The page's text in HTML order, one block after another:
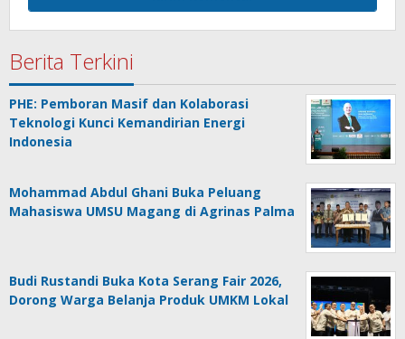
Berita Terkini
PHE: Pemboran Masif dan Kolaborasi
Teknologi Kunci Kemandirian Energi
Indonesia
Mohammad Abdul Ghani Buka Peluang
Mahasiswa UMSU Magang di Agrinas Palma
Budi Rustandi Buka Kota Serang Fair 2026,
Dorong Warga Belanja Produk UMKM Lokal